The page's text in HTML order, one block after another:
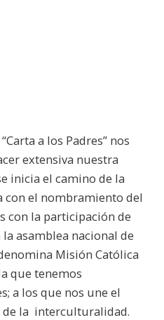
a los Padres” nos
extensiva nuestra
inicia el camino de la
con el nombramiento del
con la participación de
asamblea nacional de
Misión Católica
que tenemos
a los que nos une el
de la interculturalidad.